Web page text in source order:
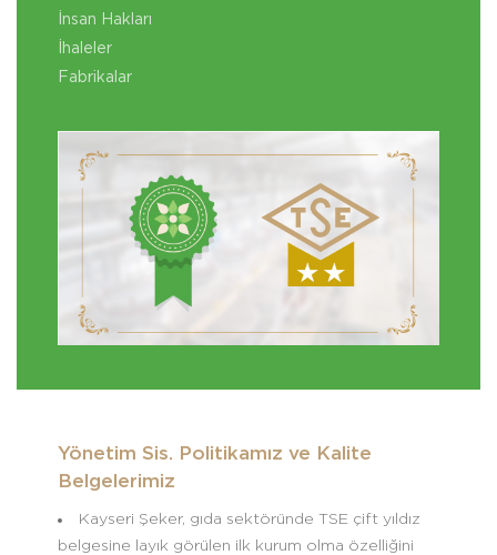
İnsan Hakları
İhaleler
Fabrikalar
Yönetim Sis. Politikamız ve Kalite
Belgelerimiz
Kayseri Şeker, gıda sektöründe TSE çift yıldız
belgesine layık görülen ilk kurum olma özelliğini